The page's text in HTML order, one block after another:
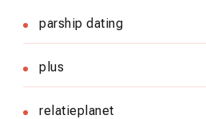
parship dating
plus
relatieplanet